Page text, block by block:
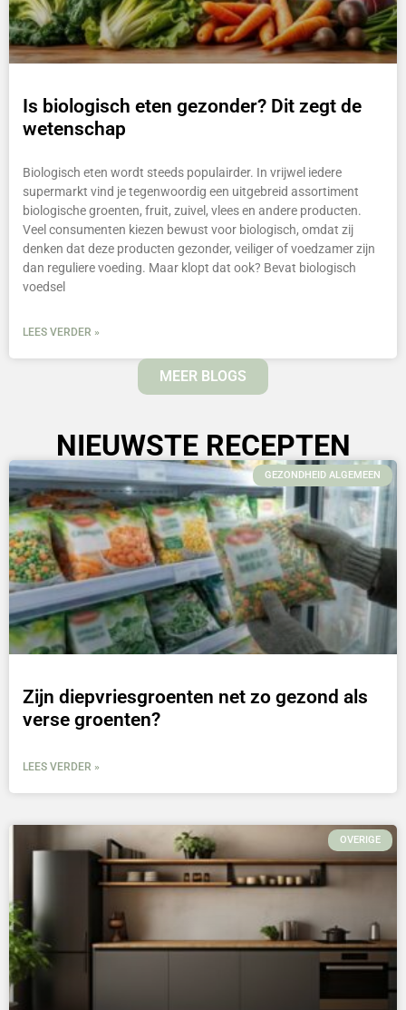
Is biologisch eten gezonder? Dit zegt de
wetenschap
Biologisch eten wordt steeds populairder. In vrijwel iedere
supermarkt vind je tegenwoordig een uitgebreid assortiment
biologische groenten, fruit, zuivel, vlees en andere producten.
Veel consumenten kiezen bewust voor biologisch, omdat zij
denken dat deze producten gezonder, veiliger of voedzamer zijn
dan reguliere voeding. Maar klopt dat ook? Bevat biologisch
voedsel
LEES VERDER »
MEER BLOGS
NIEUWSTE RECEPTEN
GEZONDHEID ALGEMEEN
Zijn diepvriesgroenten net zo gezond als
verse groenten?
LEES VERDER »
OVERIGE